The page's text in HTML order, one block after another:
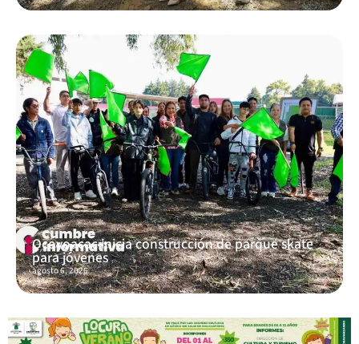
Ocoyoacac inicia construcción de parque skate
para jóvenes
agosto 6, 2026